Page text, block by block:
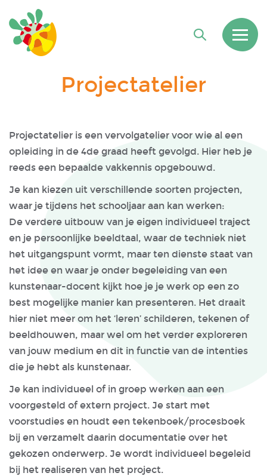
Projectatelier
Projectatelier is een vervolgatelier voor wie al een
opleiding in de 4de graad heeft gevolgd. Hier heb je
reeds een bepaalde vakkennis opgebouwd.
Je kan kiezen uit verschillende soorten projecten,
waar je tijdens het schooljaar aan kan werken:
De verdere uitbouw van je eigen individueel traject
en je persoonlijke beeldtaal, waar de techniek niet
het uitgangspunt vormt, maar ten dienste staat van
het idee en waar je onder begeleiding van een
kunstenaar-docent kijkt hoe je je werk op een zo
best mogelijke manier kan presenteren. Het draait
hier niet meer om het ‘leren’ schilderen, tekenen of
beeldhouwen, maar wel om het verder exploreren
van jouw medium en dit in functie van de intenties
die je hebt als kunstenaar.
Je kan individueel of in groep werken aan een
voorgesteld of extern project. Je start met
voorstudies en houdt een tekenboek/procesboek
bij en verzamelt daarin documentatie over het
gekozen onderwerp. Je wordt individueel begeleid
bij het realiseren van het project.